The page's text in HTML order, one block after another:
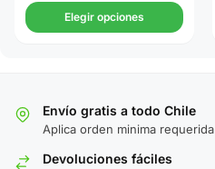
Elegir opciones
Envío gratis a todo Chile
Aplica orden minima requerida
Devoluciones fáciles